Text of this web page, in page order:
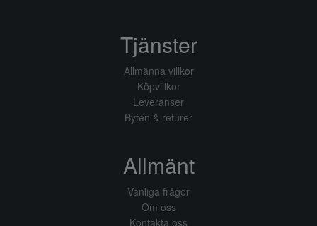
Tjänster
Allmänna villkor
Köpvillkor
Leveranser
Byten & returer
Allmänt
Vanliga frågor
Om oss
Kontakta oss